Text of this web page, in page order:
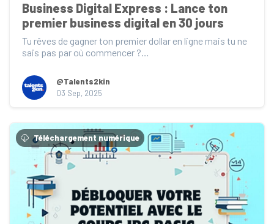
Business Digital Express : Lance ton
premier business digital en 30 jours
Tu rêves de gagner ton premier dollar en ligne mais tu ne
sais pas par où commencer ?
@Talents2kin
03 Sep, 2025
Téléchargement numérique